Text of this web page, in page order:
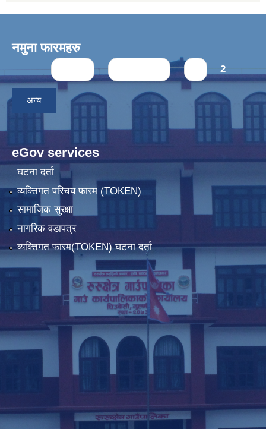
नमुना फारमहरु
Pages 2
अन्य
eGov services
घटना दर्ता
व्यक्तिगत परिचय फारम (TOKEN)
सामाजिक सुरक्षा
नागरिक वडापत्र
व्यक्तिगत फारम(TOKEN) घटना दर्ता